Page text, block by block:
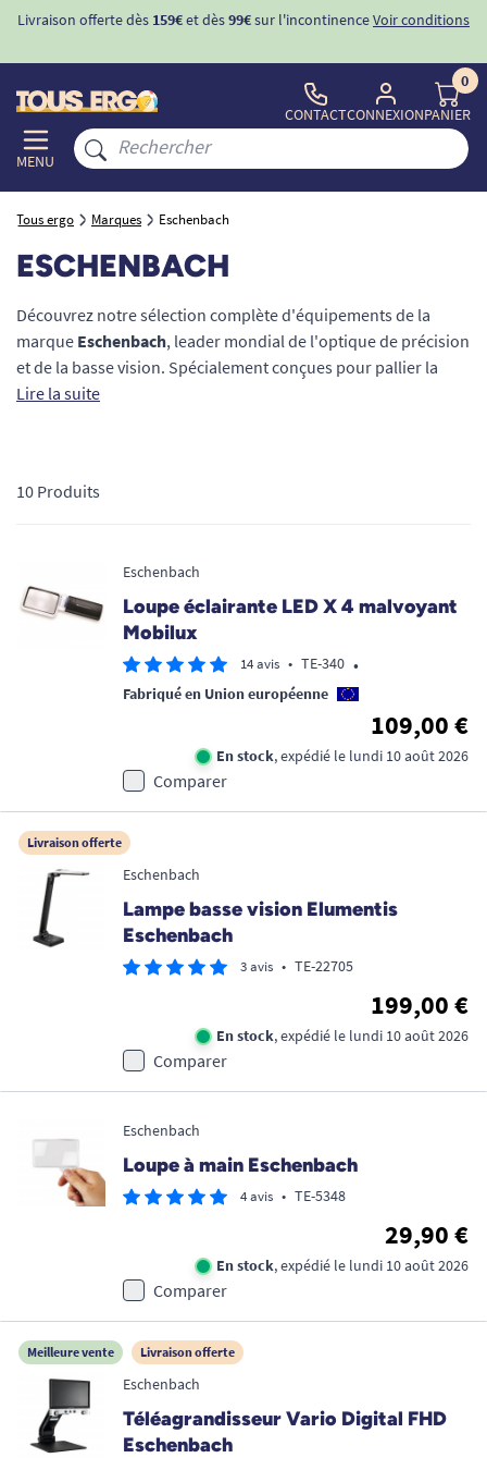
Livraison offerte dès 159€et dès99€sur l'incontinenceVoir conditions
MENU
CONTACTCONNEXION
0
PANIER
Tous ergo Marques Eschenbach
ESCHENBACH
Découvrez notre sélection complète d'équipements de la
marque Eschenbach, leader mondial de l'optique de précision
et de la basse vision. Spécialement conçues pour pallier la
baisse d'acuité visuelle, ces solutions s'adressent aux seniors
vidéo-agrandisseurs haute technologie. Retrouvez le plaisir de
Lire la suite
10 Produits
Eschenbach
Loupe éclairante LED X 4 malvoyant
Mobilux
14 avis • TE-340 •
Fabriqué en Union européenne
109,00 €
En stock, expédié le lundi 10 août 2026
Comparer
Livraison offerte
Eschenbach
Lampe basse vision Elumentis
Eschenbach
3 avis • TE-22705
199,00 €
En stock, expédié le lundi 10 août 2026
Comparer
Eschenbach
Loupe à main Eschenbach
4 avis • TE-5348
29,90 €
En stock, expédié le lundi 10 août 2026
Comparer
Meilleure vente Livraison offerte
Eschenbach
Téléagrandisseur Vario Digital FHD
Eschenbach